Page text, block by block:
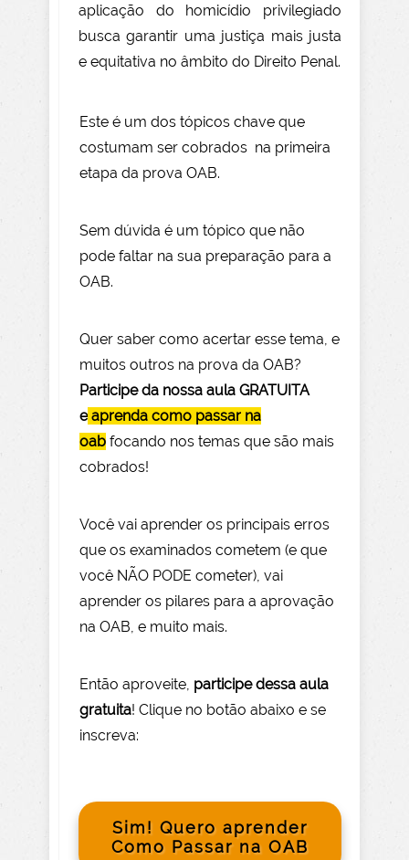
aplicação do homicídio privilegiado
busca garantir uma justiça mais justa
e equitativa no âmbito do Direito Penal.
Este é um dos tópicos chave que
costumam ser cobrados na primeira
etapa da prova OAB.
Sem dúvida é um tópico que não
pode faltar na sua preparação para a
OAB.
Quer saber como acertar esse tema, e
muitos outros na prova da OAB?
Participe da nossa aula GRATUITA
e aprenda como passar na
oab focando nos temas que são mais
cobrados!
Você vai aprender os principais erros
que os examinados cometem (e que
você NÃO PODE cometer), vai
aprender os pilares para a aprovação
na OAB, e muito mais.
Então aproveite, participe dessa aula
gratuita! Clique no botão abaixo e se
inscreva:
Sim! Quero aprender
Como Passar na OAB